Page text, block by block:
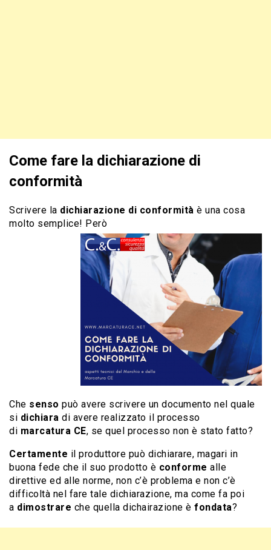
Come fare la dichiarazione di
conformità
Scrivere la dichiarazione di conformità è una cosa
molto semplice! Però
Che senso può avere scrivere un documento nel quale
si dichiara di avere realizzato il processo
di marcatura CE, se quel processo non è stato fatto?
Certamente il produttore può dichiarare, magari in
buona fede che il suo prodotto è conforme alle
direttive ed alle norme, non c’è problema e non c’è
difficoltà nel fare tale dichiarazione, ma come fa poi
a dimostrare che quella dichairazione è fondata?